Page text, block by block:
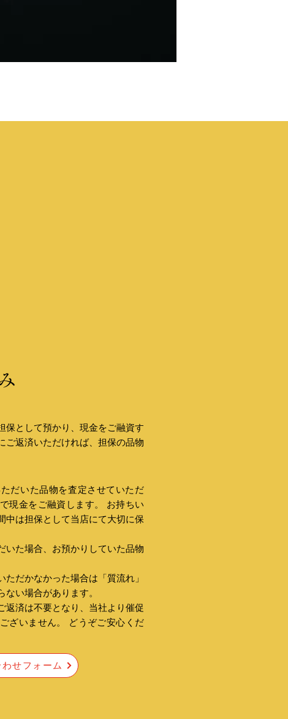
保として預かり、現金をご融資す
ご返済いただければ、担保の品物
だいた品物を査定させていただ
現金をご融資します。 お持ちい
中は担保として当店にて大切に保
いた場合、お預かりしていた品物
だかなかった場合は「質流れ」
ない場合があります。
済は不要となり、当社より催促
ざいません。 どうぞご安心くだ
せフォーム